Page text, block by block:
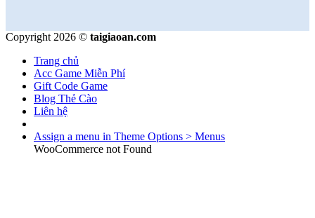
Copyright 2026 © taigiaoan.com
Trang chủ
Acc Game Miễn Phí
Gift Code Game
Blog Thẻ Cào
Liên hệ
Assign a menu in Theme Options > Menus
WooCommerce not Found